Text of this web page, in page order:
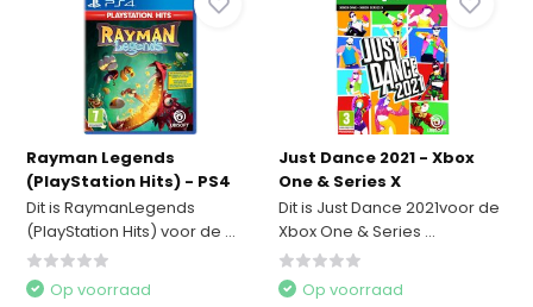
Rayman Legends
(PlayStation Hits) - PS4
Dit is RaymanLegends
(PlayStation Hits) voor de ...
Op voorraad
Just Dance 2021 - Xbox
One & Series X
Dit is Just Dance 2021voor de
Xbox One & Series ...
Op voorraad